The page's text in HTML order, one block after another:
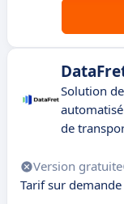
Solution
de
Version gratuite
Tarif sur demande